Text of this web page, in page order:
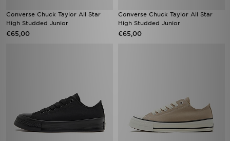
Converse Chuck Taylor All Star
High Studded Junior
€65,00
Converse Chuck Taylor All Star
High Studded Junior
€65,00